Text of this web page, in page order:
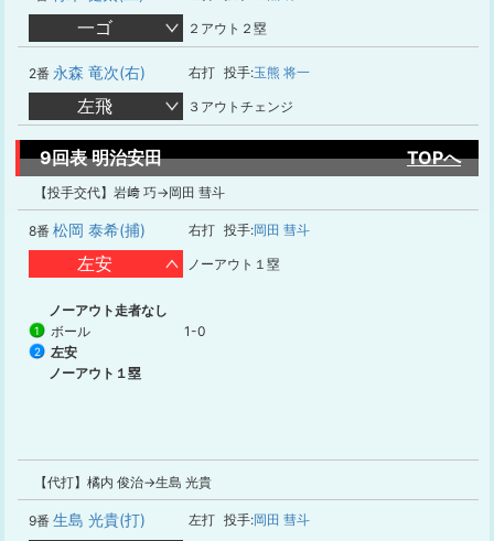
一ゴ ２アウト２塁
2番 永森 竜次(右) 右打 投手:玉熊 将一
左飛 ３アウトチェンジ
9回表 明治安田 TOPへ
【投手交代】岩﨑 巧→岡田 彗斗
8番 松岡 泰希(捕) 右打 投手:岡田 彗斗
左安 ノーアウト１塁
ノーアウト走者なし
1 ボール 1-0
2
左安
ノーアウト１塁
【代打】橘内 俊治→生島 光貴
9番 生島 光貴(打) 左打 投手:岡田 彗斗